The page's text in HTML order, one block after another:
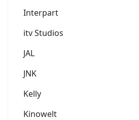
Interpart
itv Studios
JAL
JNK
Kelly
Kinowelt